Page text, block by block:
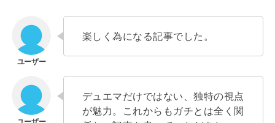
楽しく為になる記事でした。
デュエマだけではない、独特の視点
が魅力。これからもガチとは全く関